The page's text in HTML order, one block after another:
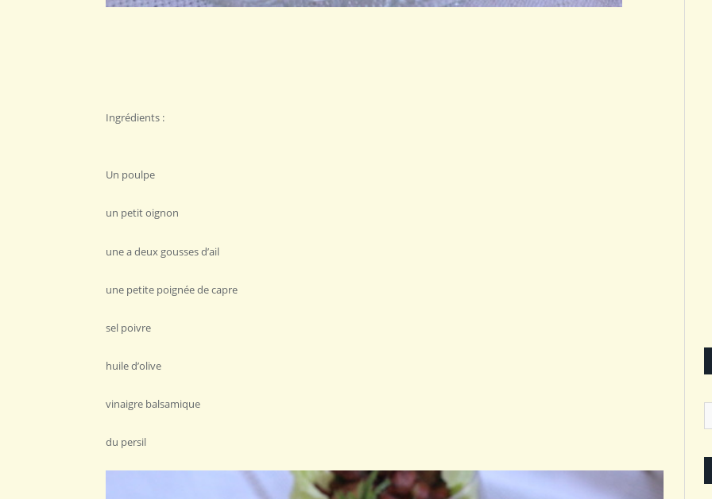
Ingrédients :
Un poulpe
un petit oignon
une a deux gousses d’ail
une petite poignée de capre
sel poivre
huile d’olive
vinaigre balsamique
du persil